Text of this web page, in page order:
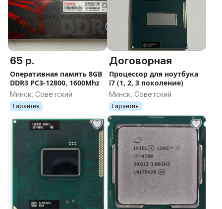
65 р.
Оперативная память 8GB
DDR3 PC3-12800, 1600Mhz
Минск, Советский
Гарантия
Договорная
Процессор для ноутбука
i7 (1, 2, 3 поколение)
Минск, Советский
Гарантия